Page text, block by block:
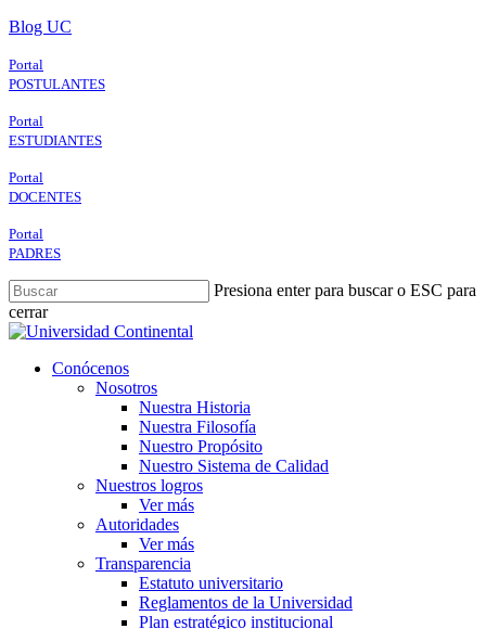
Skip
main
content
Blog UC
Portal
POSTULANTES
Portal
ESTUDIANTES
Portal
DOCENTES
Portal
PADRES
Presiona enter para buscar o ESC para
cerrar
Close
search
Menu
Conócenos
Nosotros
Nuestra Historia
Nuestra Filosofía
Nuestro Propósito
Nuestro Sistema de Calidad
Nuestros logros
Ver más
Autoridades
Ver más
Transparencia
Estatuto universitario
Reglamentos de la Universidad
Plan estratégico institucional